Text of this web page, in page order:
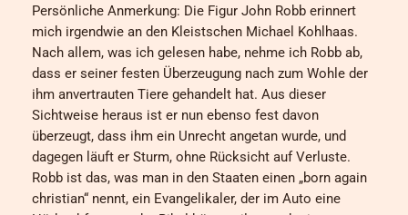
Persönliche Anmerkung: Die Figur John Robb erinnert
mich irgendwie an den Kleistschen Michael Kohlhaas.
Nach allem, was ich gelesen habe, nehme ich Robb ab,
dass er seiner festen Überzeugung nach zum Wohle der
ihm anvertrauten Tiere gehandelt hat. Aus dieser
Sichtweise heraus ist er nun ebenso fest davon
überzeugt, dass ihm ein Unrecht angetan wurde, und
dagegen läuft er Sturm, ohne Rücksicht auf Verluste.
Robb ist das, was man in den Staaten einen „born again
christian“ nennt, ein Evangelikaler, der im Auto eine